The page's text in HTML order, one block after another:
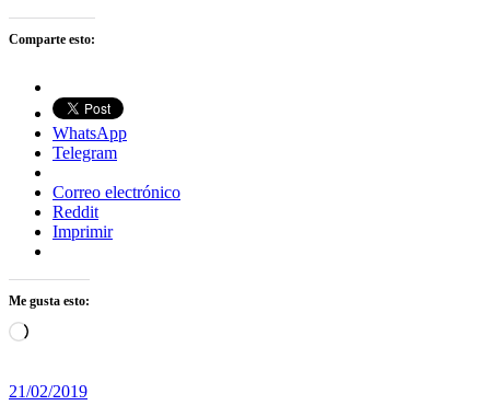
Comparte esto:
WhatsApp
Telegram
Correo electrónico
Reddit
Imprimir
Me gusta esto:
Cargando...
21/02/2019